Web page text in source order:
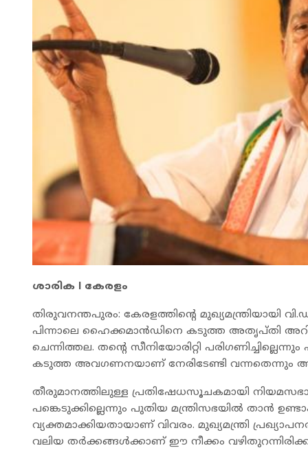
ശാരിക l കേരളം
തിരുവനന്തപുരം: കേരളത്തിന്റെ മുഖ്യമന്ത്രിയായി
പിന്നാലെ ഹൈക്കമാൻഡിനെ കടുത്ത അതൃപ്തി
ചെന്നിത്തല. തന്റെ സീനിയോരിറ്റി പരിഗണിച്ചില്ലെന്നും
കടുത്ത അവഗണനയാണ് നേരിടേണ്ടി വന്നതെന്നും
തീരുമാനത്തിലുള്ള പ്രതിഷേധസൂചകമായി
പങ്കെടുക്കില്ലെന്നും പുതിയ മന്ത്രിസഭയിൽ താൻ
വ്യക്തമാക്കിയതായാണ് വിവരം. മുഖ്യമന്ത്രി
വലിയ തർക്കങ്ങൾക്കാണ് ഈ നീക്കം